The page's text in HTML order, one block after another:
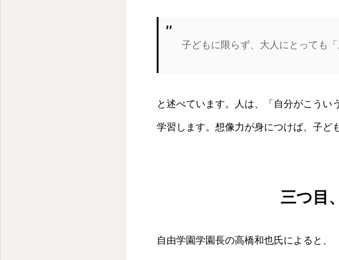
子どもに限らず、大人にとっても
と述べています。人は、「自分がこうい
学習します。想像力が身につけば、子ど
三つ目
自由学園学園長の高橋和也氏によると、